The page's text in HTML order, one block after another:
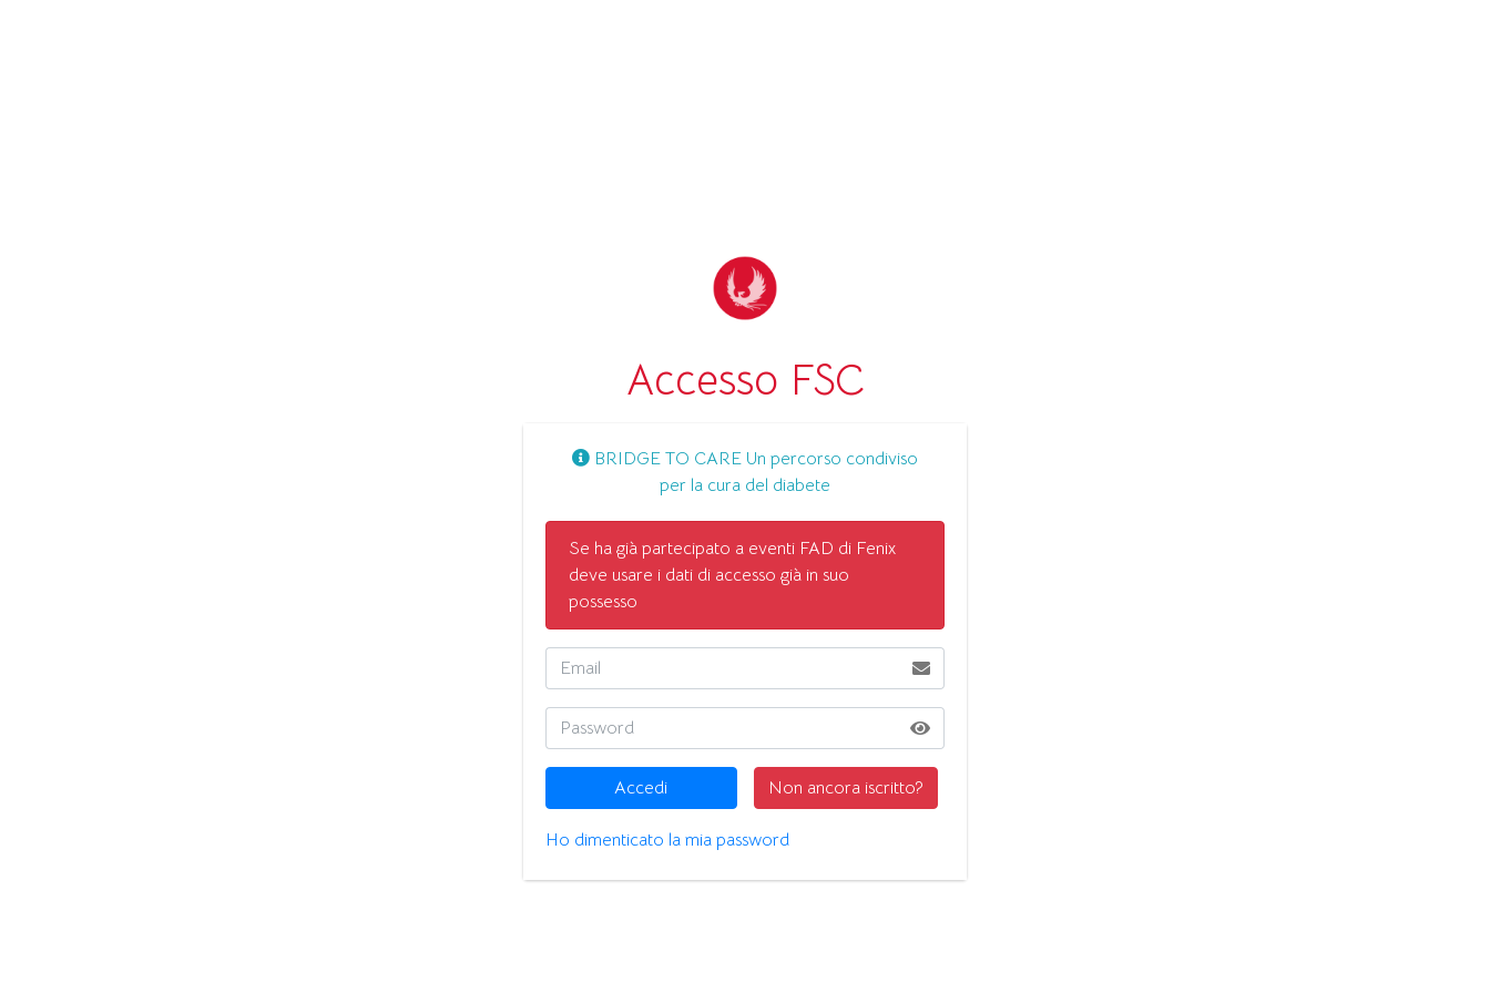
Accesso FSC
BRIDGE TO CARE Un percorso condiviso
per la cura del diabete
Se ha già partecipato a eventi FAD di Fenix
deve usare i dati di accesso già in suo
possesso
Accedi Non ancora iscritto?
Ho dimenticato la mia password